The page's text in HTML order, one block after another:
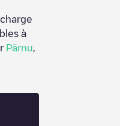
à
Pärnu